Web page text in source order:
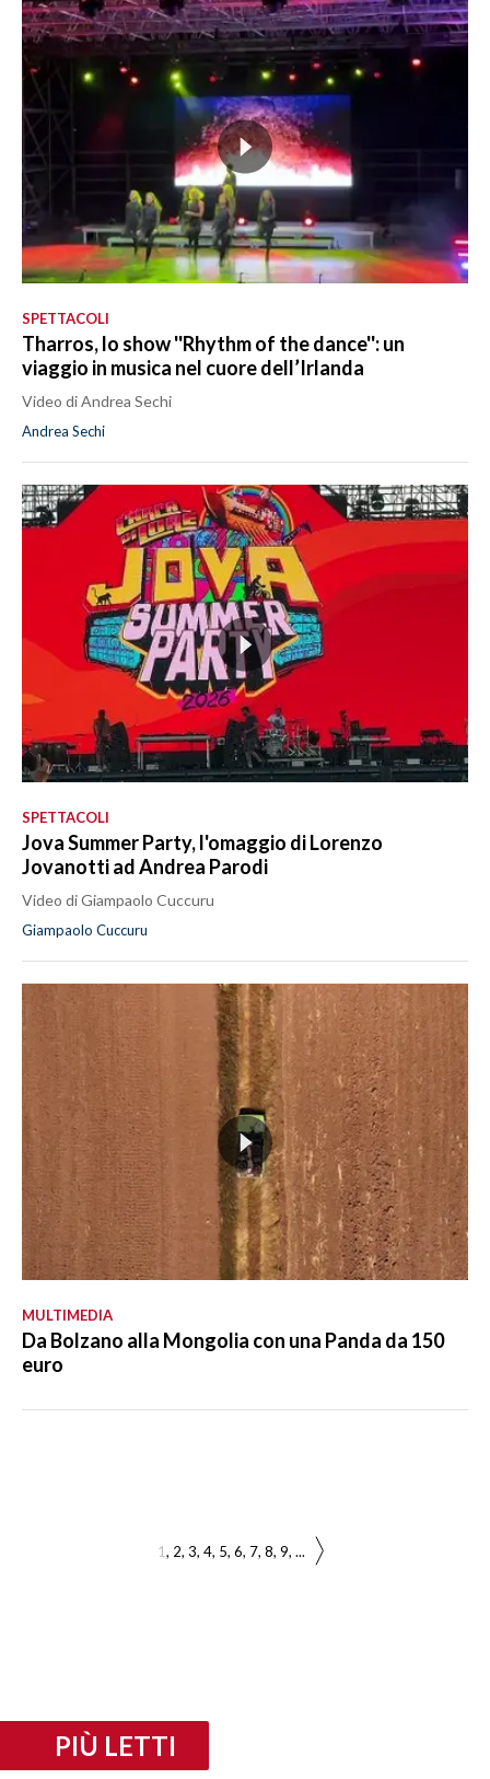
SPETTACOLI
Tharros, lo show ''Rhythm of the dance'': un
viaggio in musica nel cuore dell’Irlanda
Video di Andrea Sechi
Andrea Sechi
SPETTACOLI
Jova Summer Party, l'omaggio di Lorenzo
Jovanotti ad Andrea Parodi
Video di Giampaolo Cuccuru
Giampaolo Cuccuru
MULTIMEDIA
Da Bolzano alla Mongolia con una Panda da 150
euro
1 2 3 4 5 6 7 8 9 ...
PIÙ LETTI